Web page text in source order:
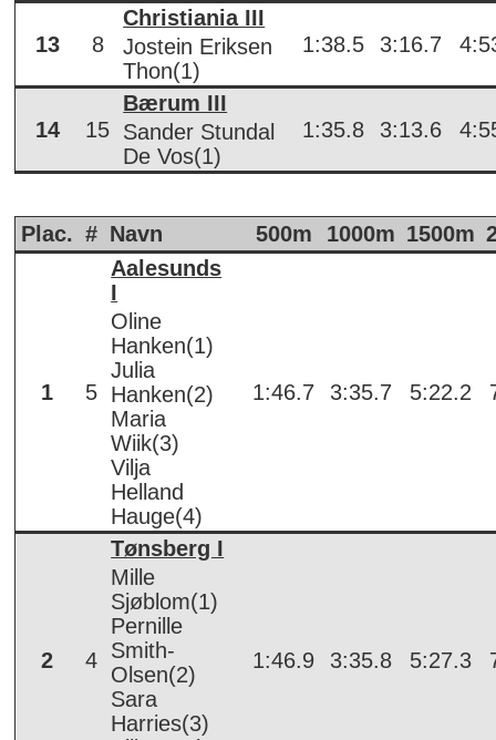
13 8
Christiania III
Jostein Eriksen
Thon(1)
1:38.5 3:16.7
14 15
Bærum III
Sander Stundal
De Vos(1)
1:35.8 3:13.6
Plac. # Navn 500m 1000m 1500m
1 5
Aalesunds
I
Oline
Hanken(1)
Julia
Hanken(2)
Maria
Wiik(3)
Vilja
Helland
Hauge(4)
1:46.7 3:35.7 5:22.2
2 4
Tønsberg I
Mille
Sjøblom(1)
Pernille
Smith-
Olsen(2)
Sara
Harries(3)
1:46.9 3:35.8 5:27.3